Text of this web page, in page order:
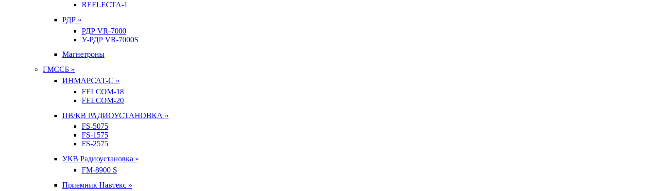
REFLECTA-1
РДР »
РДР VR-7000
У-РДР VR-7000S
Магнетроны
ГМССБ »
ИНМАРСАТ-С »
FELCOM-18
FELCOM-20
ПВ/КВ РАДИОУСТАНОВКА »
FS-5075
FS-1575
FS-2575
УКВ Радиоустановка »
FM-8900 S
Приемник Навтекс »